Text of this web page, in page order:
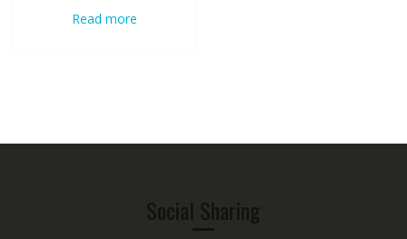
350.00৳ .
Read more
Social Sharing